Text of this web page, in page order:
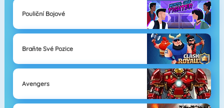
Pouliční Bojové
Braňte Své Pozice
Avengers